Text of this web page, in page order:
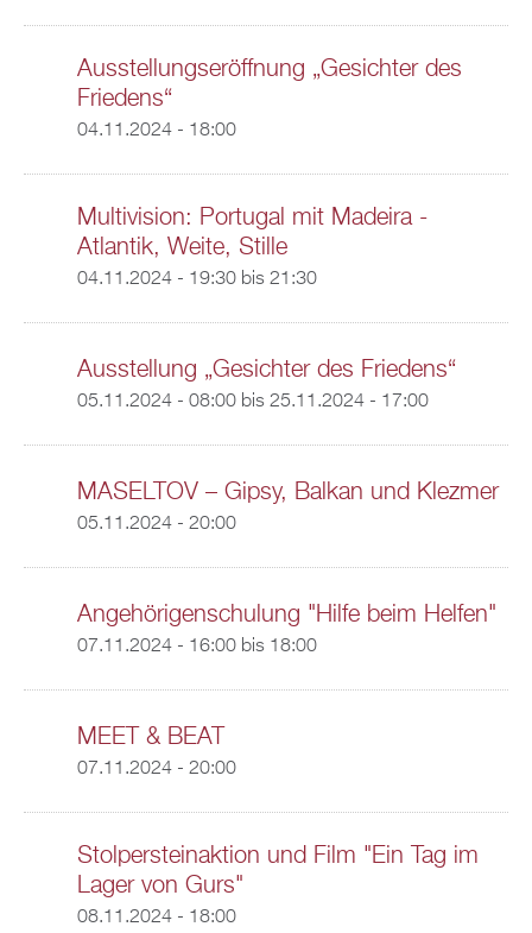
Ausstellungseröffnung „Gesichter des
Friedens“
04.11.2024 - 18:00
Multivision: Portugal mit Madeira -
Atlantik, Weite, Stille
04.11.2024 - 19:30bis 21:30
Ausstellung „Gesichter des Friedens“
05.11.2024 - 08:00bis 25.11.2024 - 17:00
MASELTOV – Gipsy, Balkan und Klezmer
05.11.2024 - 20:00
Angehörigenschulung "Hilfe beim Helfen"
07.11.2024 - 16:00bis 18:00
MEET & BEAT
07.11.2024 - 20:00
Stolpersteinaktion und Film "Ein Tag im
Lager von Gurs"
08.11.2024 - 18:00